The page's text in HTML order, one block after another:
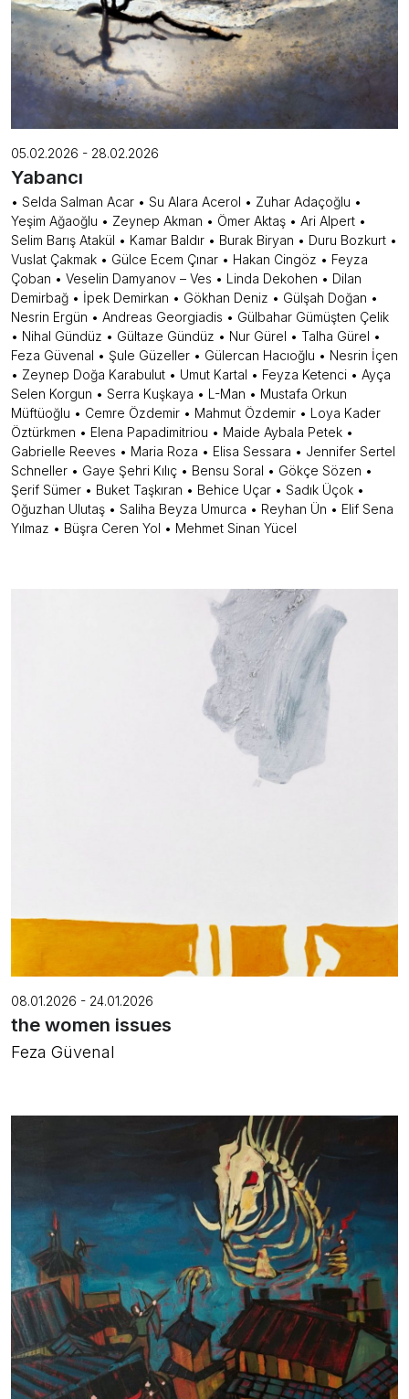
05.02.2026 - 28.02.2026
Yabancı
• Selda Salman Acar • Su Alara Acerol • Zuhar Adaçoğlu •
Yeşim Ağaoğlu • Zeynep Akman • Ömer Aktaş • Ari Alpert •
Selim Barış Atakül • Kamar Baldır • Burak Biryan • Duru Bozkurt •
Vuslat Çakmak • Gülce Ecem Çınar • Hakan Cingöz • Feyza
Çoban • Veselin Damyanov – Ves • Linda Dekohen • Dilan
Demirbağ • İpek Demirkan • Gökhan Deniz • Gülşah Doğan •
Nesrin Ergün • Andreas Georgiadis • Gülbahar Gümüşten Çelik
• Nihal Gündüz • Gültaze Gündüz • Nur Gürel • Talha Gürel •
Feza Güvenal • Şule Güzeller • Gülercan Hacıoğlu • Nesrin İçen
• Zeynep Doğa Karabulut • Umut Kartal • Feyza Ketenci • Ayça
Selen Korgun • Serra Kuşkaya • L-Man • Mustafa Orkun
Müftüoğlu • Cemre Özdemir • Mahmut Özdemir • Loya Kader
Öztürkmen • Elena Papadimitriou • Maide Aybala Petek •
Gabrielle Reeves • Maria Roza • Elisa Sessara • Jennifer Sertel
Schneller • Gaye Şehri Kılıç • Bensu Soral • Gökçe Sözen •
Şerif Sümer • Buket Taşkıran • Behice Uçar • Sadık Üçok •
Oğuzhan Ulutaş • Saliha Beyza Umurca • Reyhan Ün • Elif Sena
Yılmaz • Büşra Ceren Yol • Mehmet Sinan Yücel
08.01.2026 - 24.01.2026
the women issues
Feza Güvenal